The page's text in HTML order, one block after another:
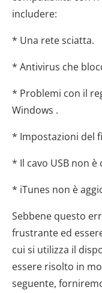
includere:
* Una rete sciatta.
* Antivirus che
* Problemi con il
Windows .
* Impostazioni del
* Il cavo USB non
* iTunes non è
Sebbene questo
frustrante ed
cui si utilizza il
essere risolto in
seguente,